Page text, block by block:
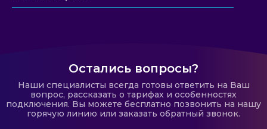
Остались вопросы?
Наши специалисты всегда готовы ответить на Ваш
вопрос, рассказать о тарифах и особенностях
подключения. Вы можете бесплатно позвонить на нашу
горячую линию или заказать обратный звонок.